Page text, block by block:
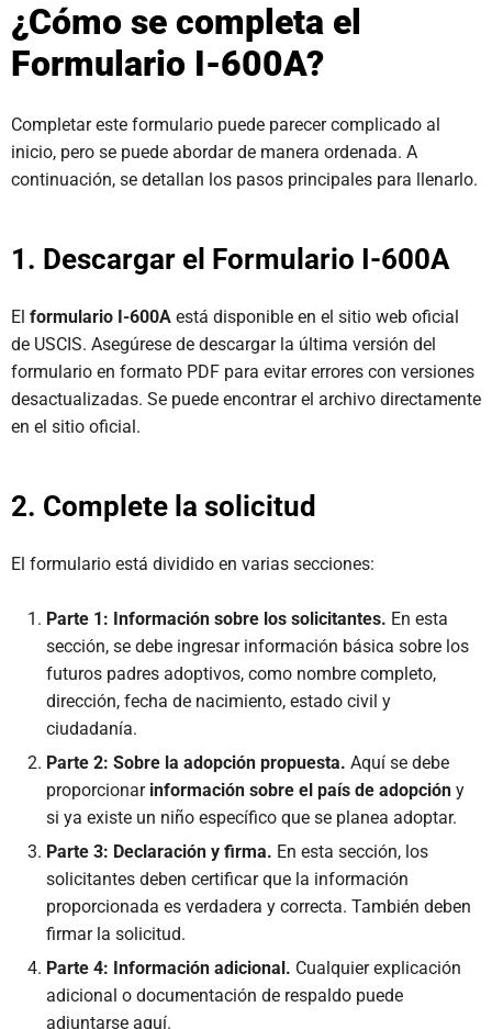
¿Cómo se completa el
Formulario I-600A?
Completar este formulario puede parecer complicado al
inicio, pero se puede abordar de manera ordenada. A
continuación, se detallan los pasos principales para llenarlo.
1. Descargar el Formulario I-600A
El formulario I-600A está disponible en el sitio web oficial
de USCIS. Asegúrese de descargar la última versión del
formulario en formato PDF para evitar errores con versiones
desactualizadas. Se puede encontrar el archivo directamente
en el sitio oficial.
2. Complete la solicitud
El formulario está dividido en varias secciones:
Parte 1: Información sobre los solicitantes. En esta
sección, se debe ingresar información básica sobre los
futuros padres adoptivos, como nombre completo,
dirección, fecha de nacimiento, estado civil y
ciudadanía.
Parte 2: Sobre la adopción propuesta. Aquí se debe
proporcionarinformación sobre el país de adopción y
si ya existe un niño específico que se planea adoptar.
Parte 3: Declaración y firma. En esta sección, los
solicitantes deben certificar que la información
proporcionada es verdadera y correcta. También deben
firmar la solicitud.
Parte 4: Información adicional. Cualquier explicación
adicional o documentación de respaldo puede
adjuntarse aquí.